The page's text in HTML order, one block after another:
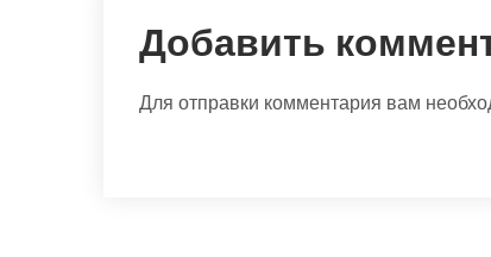
Добавить
Для отправки комментария вам